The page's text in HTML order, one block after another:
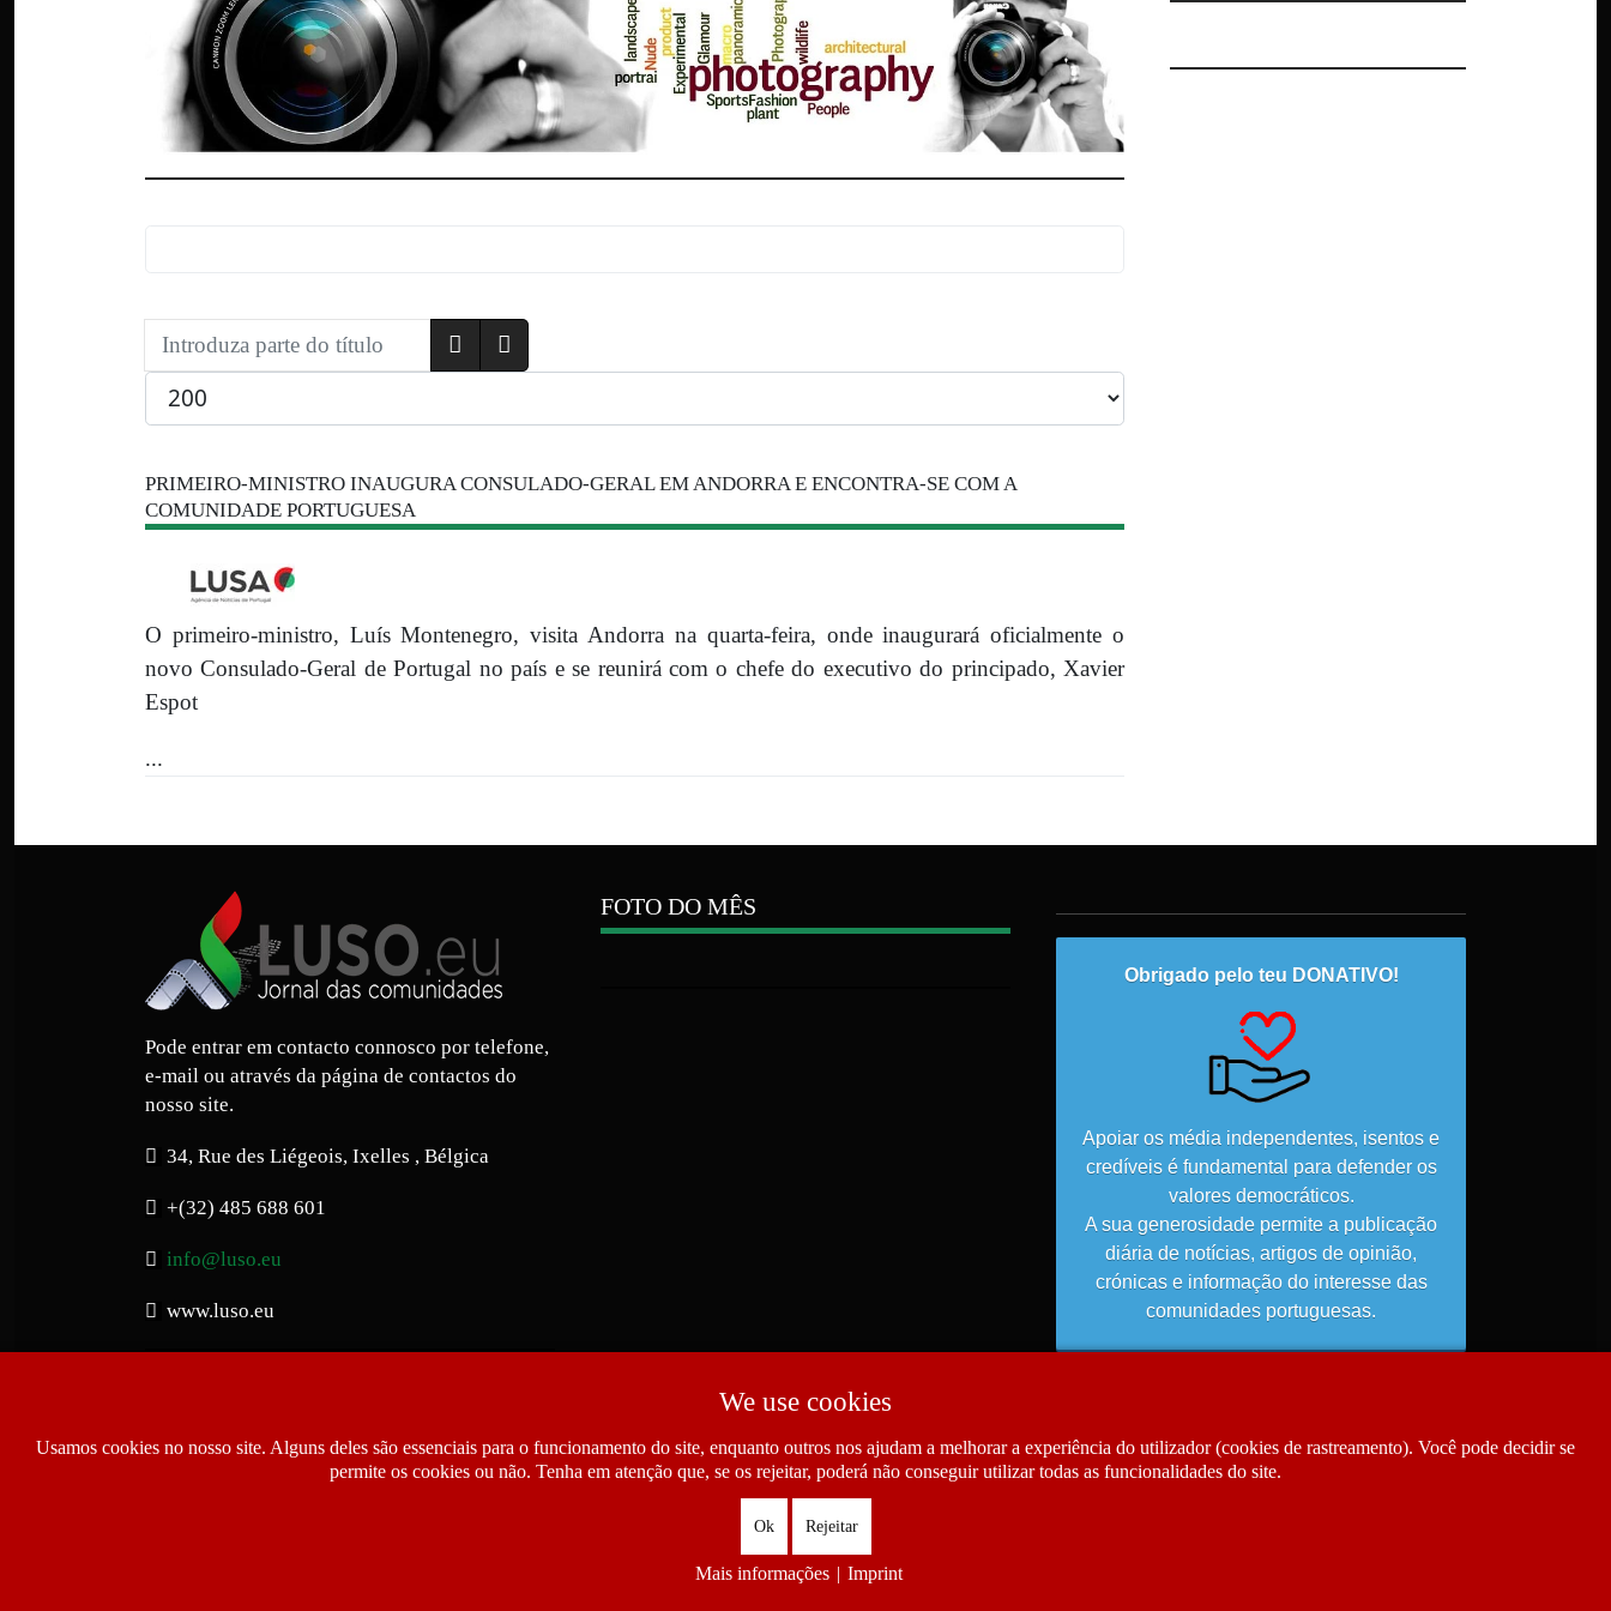
Introduza parte do título
Qtd. a exibir
PRIMEIRO-MINISTRO INAUGURA CONSULADO-GERAL EM ANDORRA E ENCONTRA-SE COM A
COMUNIDADE PORTUGUESA
O primeiro-ministro, Luís Montenegro, visita Andorra na quarta-feira, onde inaugurará oficialmente o
novo Consulado-Geral de Portugal no país e se reunirá com o chefe do executivo do principado, Xavier
Espot
...
Pode entrar em contacto connosco por telefone,
e-mail ou através da página de contactos do
nosso site.
34, Rue des Liégeois, Ixelles , Bélgica
+(32) 485 688 601
info@luso.eu
www.luso.eu
FOTO DO MÊS
Obrigado pelo teu DONATIVO!
Apoiar os média independentes, isentos e
credíveis é fundamental para defender os
valores democráticos.
A sua generosidade permite a publicação
diária de notícias, artigos de opinião,
crónicas e informação do interesse das
comunidades portuguesas.
Copyright © 2026 Luso.eu | Jornal Notícias das Comunidades Portuguesas. All Rights Reserved.
We use cookies
Usamos cookies no nosso site. Alguns deles são essenciais para o funcionamento do site, enquanto outros nos ajudam a melhorar a experiência do utilizador (cookies de rastreamento). Você pode decidir se
permite os cookies ou não. Tenha em atenção que, se os rejeitar, poderá não conseguir utilizar todas as funcionalidades do site.
Ok Rejeitar
Mais informações | Imprint